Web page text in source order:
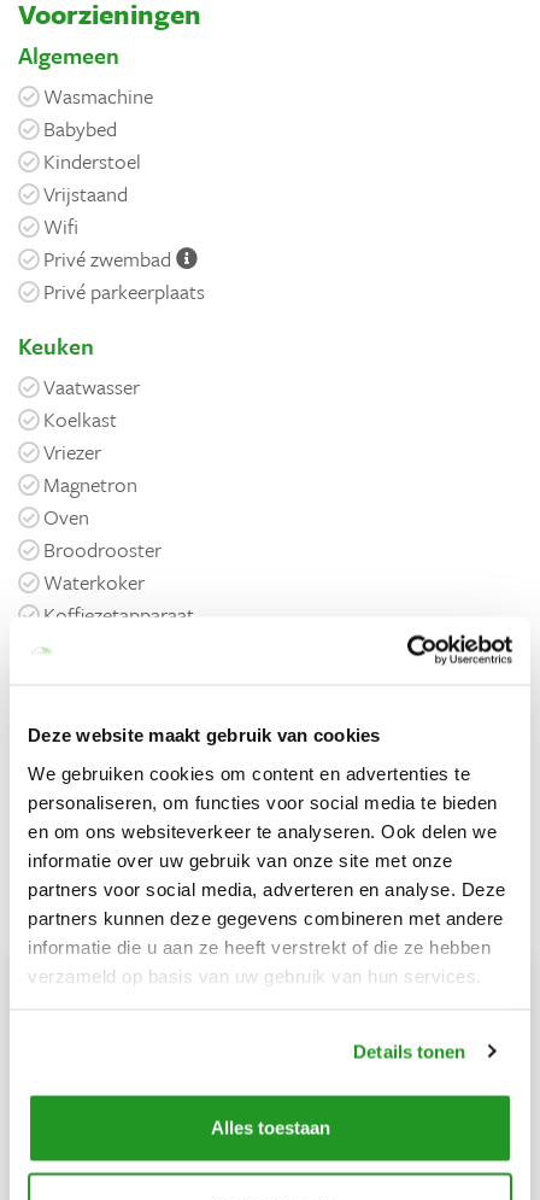
Deze website maakt gebruik van cookies
We gebruiken cookies om content en advertenties te
personaliseren, om functies voor social media te bieden
en om ons websiteverkeer te analyseren. Ook delen we
informatie over uw gebruik van onze site met onze
partners voor social media, adverteren en analyse. Deze
partners kunnen deze gegevens combineren met andere
informatie die u aan ze heeft verstrekt of die ze hebben
verzameld op basis van uw gebruik van hun services.
Details tonen
Alles toestaan
Voorzieningen
Algemeen
Wasmachine
Babybed
Kinderstoel
Vrijstaand
Wifi
Privé zwembad
Privé parkeerplaats
Keuken
Vaatwasser
Koelkast
Vriezer
Magnetron
Oven
Broodrooster
Waterkoker
Koffiezetapparaat
Kookplaat
Tuin
Terras
Barbecue
Jeu de boules baan
Prijzen Herstel datums
3
4 5 6 7 8
9
15
16
17
18 19 20 21 22
23